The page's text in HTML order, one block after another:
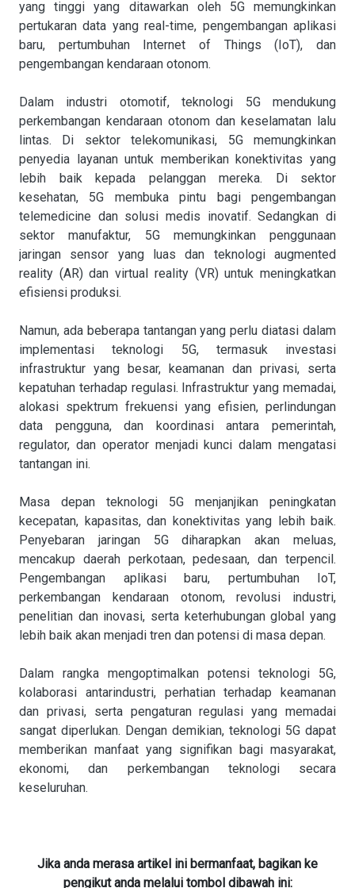
yang tinggi yang ditawarkan oleh 5G memungkinkan
pertukaran data yang real-time, pengembangan aplikasi
baru, pertumbuhan Internet of Things (IoT), dan
pengembangan kendaraan otonom.
Dalam industri otomotif, teknologi 5G mendukung
perkembangan kendaraan otonom dan keselamatan lalu
lintas. Di sektor telekomunikasi, 5G memungkinkan
penyedia layanan untuk memberikan konektivitas yang
lebih baik kepada pelanggan mereka. Di sektor
kesehatan, 5G membuka pintu bagi pengembangan
telemedicine dan solusi medis inovatif. Sedangkan di
sektor manufaktur, 5G memungkinkan penggunaan
jaringan sensor yang luas dan teknologi augmented
reality (AR) dan virtual reality (VR) untuk meningkatkan
efisiensi produksi.
Namun, ada beberapa tantangan yang perlu diatasi dalam
implementasi teknologi 5G, termasuk investasi
infrastruktur yang besar, keamanan dan privasi, serta
kepatuhan terhadap regulasi. Infrastruktur yang memadai,
alokasi spektrum frekuensi yang efisien, perlindungan
data pengguna, dan koordinasi antara pemerintah,
regulator, dan operator menjadi kunci dalam mengatasi
tantangan ini.
Masa depan teknologi 5G menjanjikan peningkatan
kecepatan, kapasitas, dan konektivitas yang lebih baik.
Penyebaran jaringan 5G diharapkan akan meluas,
mencakup daerah perkotaan, pedesaan, dan terpencil.
Pengembangan aplikasi baru, pertumbuhan IoT,
perkembangan kendaraan otonom, revolusi industri,
penelitian dan inovasi, serta keterhubungan global yang
lebih baik akan menjadi tren dan potensi di masa depan.
Dalam rangka mengoptimalkan potensi teknologi 5G,
kolaborasi antarindustri, perhatian terhadap keamanan
dan privasi, serta pengaturan regulasi yang memadai
sangat diperlukan. Dengan demikian, teknologi 5G dapat
memberikan manfaat yang signifikan bagi masyarakat,
ekonomi, dan perkembangan teknologi secara
keseluruhan.
Jika anda merasa artikel ini bermanfaat, bagikan ke
pengikut anda melalui tombol dibawah ini: